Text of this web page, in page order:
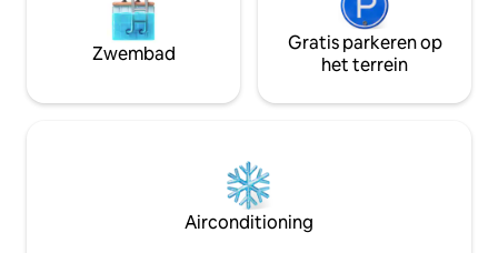
Zwembad
Gratis parkeren op
het terrein
Airconditioning